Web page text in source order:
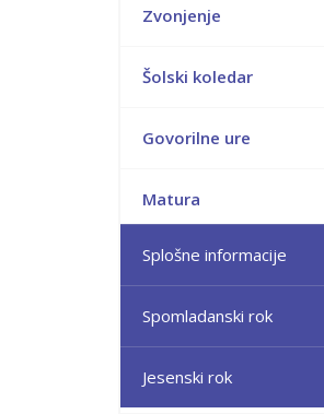
Zvonjenje
Šolski koledar
Govorilne ure
Matura
Splošne informacije
Spomladanski rok
Jesenski rok